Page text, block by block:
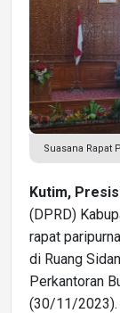
Suasana Rapat
Kutim,
(DPRD)
rapat
di Ruang
Perkantoran
(30/11/2023).